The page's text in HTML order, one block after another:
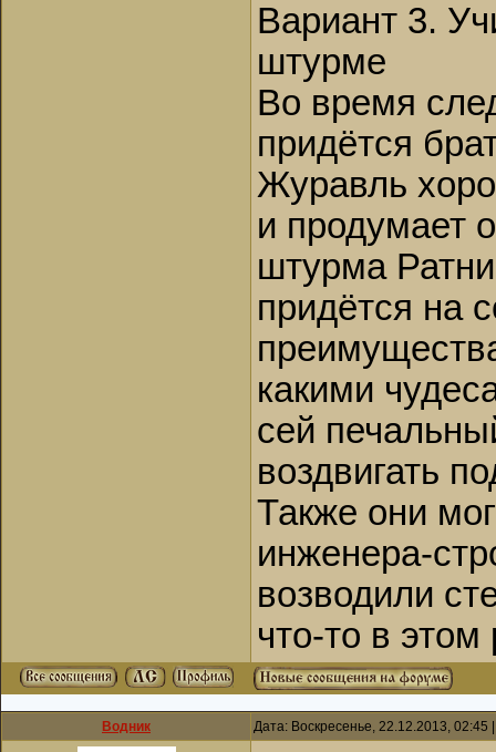
Вариант 3.
штурме
Во время
придётся
Журавль
и продумает
штурма
придётся на
какими
сей
воздвигать
Также они
инженера-
возводили
что-то в
Водник Дата: Воскресенье, 22.12.2013,